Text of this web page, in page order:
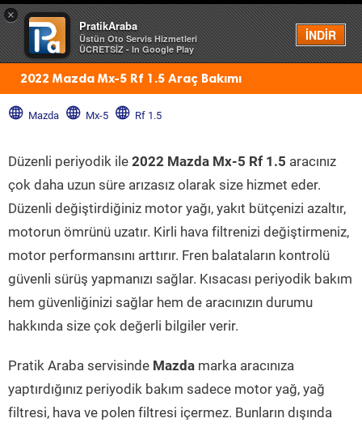
×
PratikAraba
Üstün Oto Servis Hizmetleri
ÜCRETSİZ - In Google Play
İNDİR
Menü
2022 Mazda Mx-5 Rf 1.5 Araç Bakımı
Mazda Mx-5 Rf 1.5
Düzenli periyodik ile 2022 Mazda Mx-5 Rf 1.5 aracınız
çok daha uzun süre arızasız olarak size hizmet eder.
Düzenli değiştirdiğiniz motor yağı, yakıt bütçenizi azaltır,
motorun ömrünü uzatır. Kirli hava filtrenizi değiştirmeniz,
motor performansını arttırır. Fren balataların kontrolü
güvenli sürüş yapmanızı sağlar. Kısacası periyodik bakım
hem güvenliğinizi sağlar hem de aracınızın durumu
hakkında size çok değerli bilgiler verir.
Pratik Araba servisinde Mazda marka aracınıza
yaptırdığınız periyodik bakım sadece motor yağ, yağ
filtresi, hava ve polen filtresi içermez. Bunların dışında